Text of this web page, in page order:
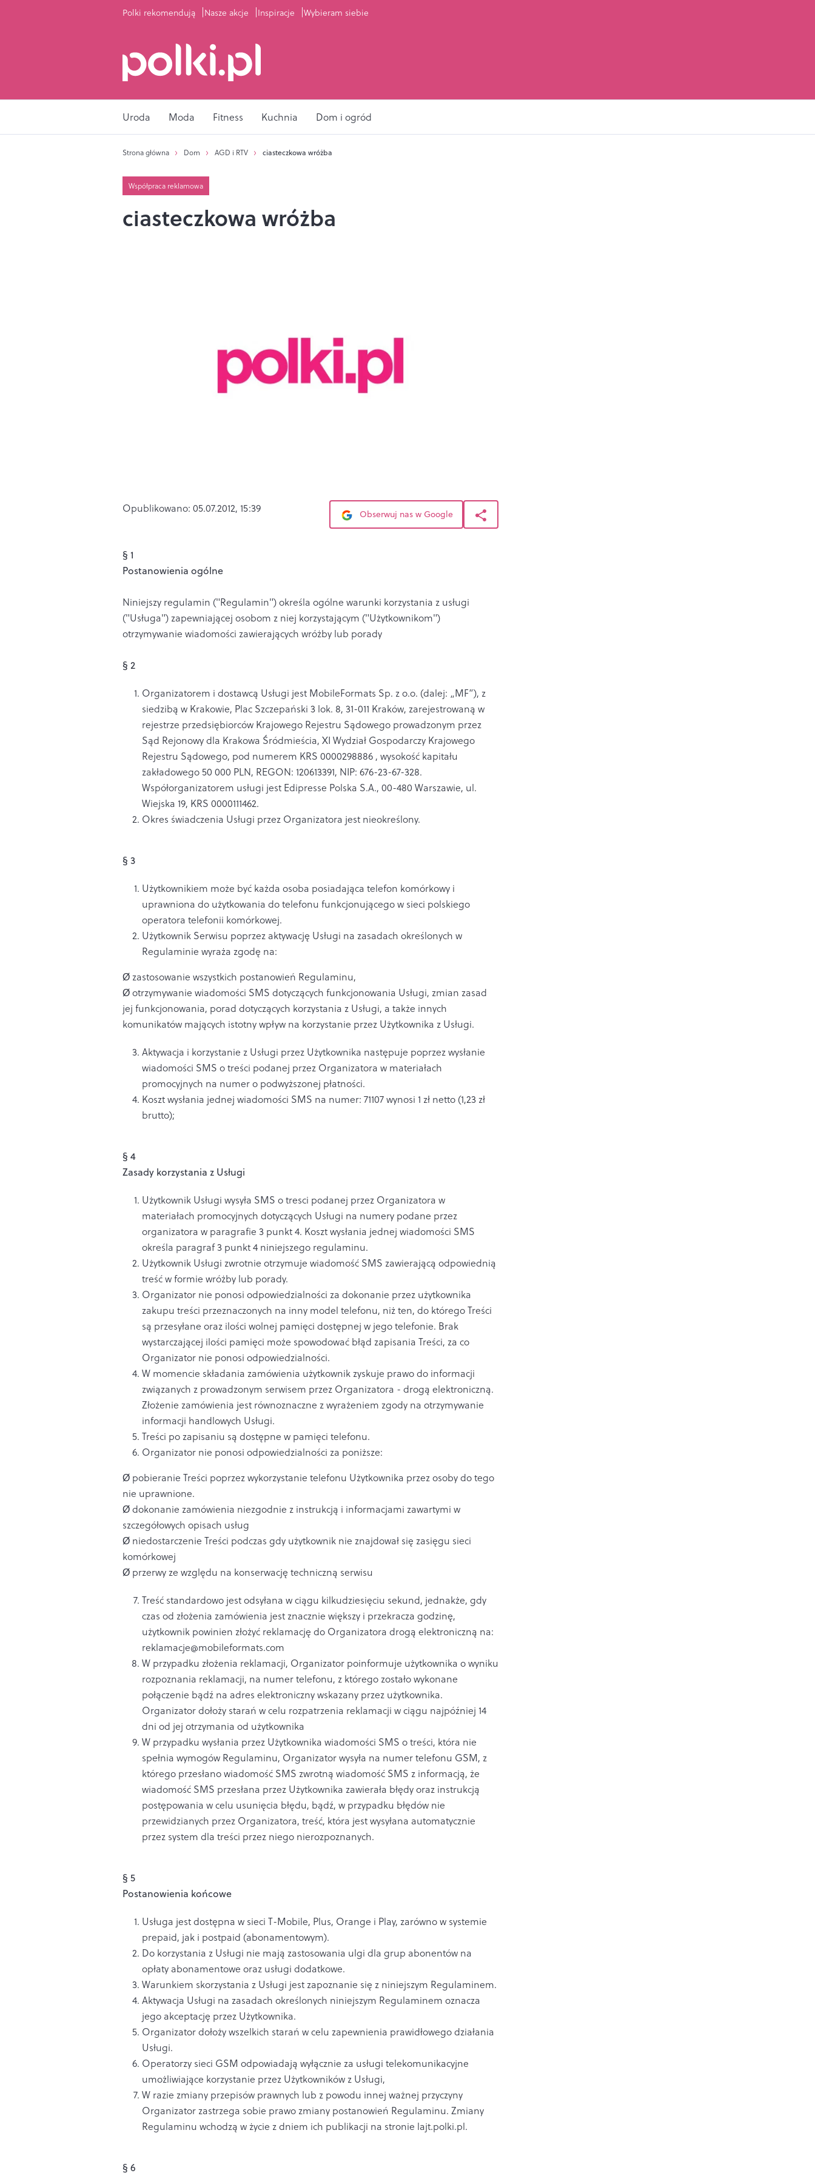
Polki rekomendują Nasze akcje Inspiracje Wybieram siebie
Uroda Moda Fitness Kuchnia Dom i ogród
Strona główna Dom AGD i RTV ciasteczkowa wróżba
Współpraca reklamowa
ciasteczkowa wróżba
Opublikowano: 05.07.2012, 15:39 Obserwuj nas w Google
§ 1
Postanowienia ogólne
Niniejszy regulamin ("Regulamin") określa ogólne warunki korzystania z usługi
("Usługa") zapewniającej osobom z niej korzystającym ("Użytkownikom")
otrzymywanie wiadomości zawierających wróżby lub porady
§ 2
Organizatorem i dostawcą Usługi jest MobileFormats Sp. z o.o. (dalej: „MF”), z
siedzibą w Krakowie, Plac Szczepański 3 lok. 8, 31-011 Kraków, zarejestrowaną w
rejestrze przedsiębiorców Krajowego Rejestru Sądowego prowadzonym przez
Sąd Rejonowy dla Krakowa Śródmieścia, XI Wydział Gospodarczy Krajowego
Rejestru Sądowego, pod numerem KRS 0000298886 , wysokość kapitału
zakładowego 50 000 PLN, REGON: 120613391, NIP: 676-23-67-328.
Współorganizatorem usługi jest Edipresse Polska S.A., 00-480 Warszawie, ul.
Wiejska 19, KRS 0000111462.
Okres świadczenia Usługi przez Organizatora jest nieokreślony.
§ 3
Użytkownikiem może być każda osoba posiadająca telefon komórkowy i
uprawniona do użytkowania do telefonu funkcjonującego w sieci polskiego
operatora telefonii komórkowej.
Użytkownik Serwisu poprzez aktywację Usługi na zasadach określonych w
Regulaminie wyraża zgodę na:
Ø zastosowanie wszystkich postanowień Regulaminu,
Ø otrzymywanie wiadomości SMS dotyczących funkcjonowania Usługi, zmian zasad
jej funkcjonowania, porad dotyczących korzystania z Usługi, a także innych
komunikatów mających istotny wpływ na korzystanie przez Użytkownika z Usługi.
Aktywacja i korzystanie z Usługi przez Użytkownika następuje poprzez wysłanie
wiadomości SMS o treści podanej przez Organizatora w materiałach
promocyjnych na numer o podwyższonej płatności.
Koszt wysłania jednej wiadomości SMS na numer: 71107 wynosi 1 zł netto (1,23 zł
brutto);
§ 4
Zasady korzystania z Usługi
Użytkownik Usługi wysyła SMS o tresci podanej przez Organizatora w
materiałach promocyjnych dotyczących Usługi na numery podane przez
organizatora w paragrafie 3 punkt 4. Koszt wysłania jednej wiadomości SMS
określa paragraf 3 punkt 4 niniejszego regulaminu.
Użytkownik Usługi zwrotnie otrzymuje wiadomość SMS zawierającą odpowiednią
treść w formie wróżby lub porady.
Organizator nie ponosi odpowiedzialności za dokonanie przez użytkownika
zakupu treści przeznaczonych na inny model telefonu, niż ten, do którego Treści
są przesyłane oraz ilości wolnej pamięci dostępnej w jego telefonie. Brak
wystarczającej ilości pamięci może spowodować błąd zapisania Treści, za co
Organizator nie ponosi odpowiedzialności.
W momencie składania zamówienia użytkownik zyskuje prawo do informacji
związanych z prowadzonym serwisem przez Organizatora - drogą elektroniczną.
Złożenie zamówienia jest równoznaczne z wyrażeniem zgody na otrzymywanie
informacji handlowych Usługi.
Treści po zapisaniu są dostępne w pamięci telefonu.
Organizator nie ponosi odpowiedzialności za poniższe:
Ø pobieranie Treści poprzez wykorzystanie telefonu Użytkownika przez osoby do tego
nie uprawnione.
Ø dokonanie zamówienia niezgodnie z instrukcją i informacjami zawartymi w
szczegółowych opisach usług
Ø niedostarczenie Treści podczas gdy użytkownik nie znajdował się zasięgu sieci
komórkowej
Ø przerwy ze względu na konserwację techniczną serwisu
Treść standardowo jest odsyłana w ciągu kilkudziesięciu sekund, jednakże, gdy
czas od złożenia zamówienia jest znacznie większy i przekracza godzinę,
użytkownik powinien złożyć reklamację do Organizatora drogą elektroniczną na:
reklamacje@mobileformats.com
W przypadku złożenia reklamacji, Organizator poinformuje użytkownika o wyniku
rozpoznania reklamacji, na numer telefonu, z którego zostało wykonane
połączenie bądź na adres elektroniczny wskazany przez użytkownika.
Organizator dołoży starań w celu rozpatrzenia reklamacji w ciągu najpóźniej 14
dni od jej otrzymania od użytkownika
W przypadku wysłania przez Użytkownika wiadomości SMS o treści, która nie
spełnia wymogów Regulaminu, Organizator wysyła na numer telefonu GSM, z
którego przesłano wiadomość SMS zwrotną wiadomość SMS z informacją, że
wiadomość SMS przesłana przez Użytkownika zawierała błędy oraz instrukcją
postępowania w celu usunięcia błędu, bądź, w przypadku błędów nie
przewidzianych przez Organizatora, treść, która jest wysyłana automatycznie
przez system dla treści przez niego nierozpoznanych.
§ 5
Postanowienia końcowe
Usługa jest dostępna w sieci T-Mobile, Plus, Orange i Play, zarówno w systemie
prepaid, jak i postpaid (abonamentowym).
Do korzystania z Usługi nie mają zastosowania ulgi dla grup abonentów na
opłaty abonamentowe oraz usługi dodatkowe.
Warunkiem skorzystania z Usługi jest zapoznanie się z niniejszym Regulaminem.
Aktywacja Usługi na zasadach określonych niniejszym Regulaminem oznacza
jego akceptację przez Użytkownika.
Organizator dołoży wszelkich starań w celu zapewnienia prawidłowego działania
Usługi.
Operatorzy sieci GSM odpowiadają wyłącznie za usługi telekomunikacyjne
umożliwiające korzystanie przez Użytkowników z Usługi,
W razie zmiany przepisów prawnych lub z powodu innej ważnej przyczyny
Organizator zastrzega sobie prawo zmiany postanowień Regulaminu. Zmiany
Regulaminu wchodzą w życie z dniem ich publikacji na stronie lajt.polki.pl.
§ 6